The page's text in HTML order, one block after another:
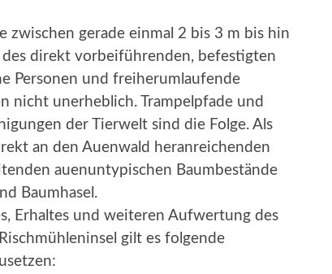
zwischen gerade einmal 2 bis 3 m bis hin
direkt vorbeiführenden, befestigten
Personen und freiherumlaufende
nicht unerheblich. Trampelpfade und
der Tierwelt sind die Folge. Als
an den Auenwald heranreichenden
auenuntypischen Baumbestände
Baumhasel.
Erhaltes und weiteren Aufwertung des
gilt es folgende